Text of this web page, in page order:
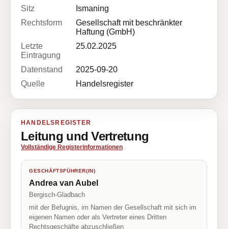
Sitz
Ismaning
Rechtsform
Gesellschaft mit beschränkter
Haftung (GmbH)
Letzte
Eintragung
25.02.2025
Datenstand
2025-09-20
Quelle
Handelsregister
HANDELSREGISTER
Leitung und Vertretung
Vollständige Registerinformationen
GESCHÄFTSFÜHRER(IN)
Andrea van Aubel
Bergisch-Gladbach
mit der Befugnis, im Namen der Gesellschaft mit sich im
eigenen Namen oder als Vertreter eines Dritten
Rechtsgeschäfte abzuschließen